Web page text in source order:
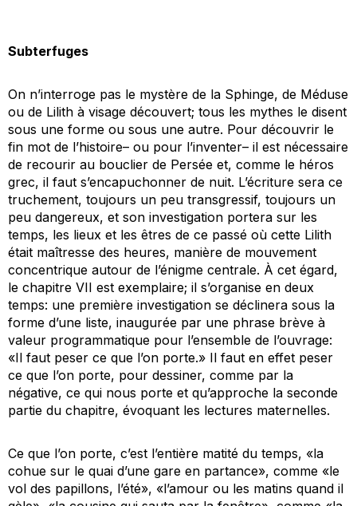
Subterfuges
On n’interroge pas le mystère de la Sphinge, de Méduse
ou de Lilith à visage découvert; tous les mythes le disent
sous une forme ou sous une autre. Pour découvrir le
fin mot de l’histoire– ou pour l’inventer– il est nécessaire
de recourir au bouclier de Persée et, comme le héros
grec, il faut s’encapuchonner de nuit. L’écriture sera ce
truchement, toujours un peu transgressif, toujours un
peu dangereux, et son investigation portera sur les
temps, les lieux et les êtres de ce passé où cette Lilith
était maîtresse des heures, manière de mouvement
concentrique autour de l’énigme centrale. À cet égard,
le chapitre VII est exemplaire; il s’organise en deux
temps: une première investigation se déclinera sous la
forme d’une liste, inaugurée par une phrase brève à
valeur programmatique pour l’ensemble de l’ouvrage:
«Il faut peser ce que l’on porte.» Il faut en effet peser
ce que l’on porte, pour dessiner, comme par la
négative, ce qui nous porte et qu’approche la seconde
partie du chapitre, évoquant les lectures maternelles.
Ce que l’on porte, c’est l’entière matité du temps, «la
cohue sur le quai d’une gare en partance», comme «le
vol des papillons, l’été», «l’amour ou les matins quand il